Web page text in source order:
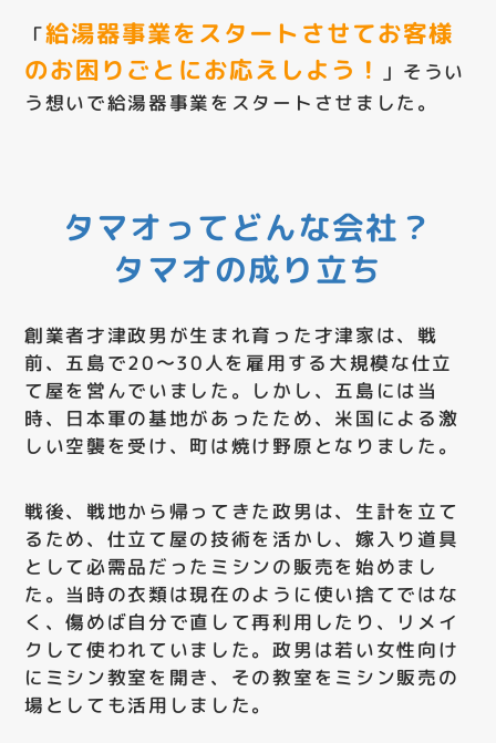
「給湯器事業をスタートさせてお客様
のお困りごとにお応えしよう！
」そうい
う想いで給湯器事業をスタートさせました。
タマオってどんな会社？
タマオの成り立ち
創業者才津政男が生まれ育った才津家は、戦
前、五島で20〜30人を雇用する大規模な仕立
て屋を営んでいました。しかし、五島には当
時、日本軍の基地があったため、米国による激
しい空襲を受け、町は焼け野原となりました。
戦後、戦地から帰ってきた政男は、生計を立て
るため、仕立て屋の技術を活かし、嫁入り道具
として必需品だったミシンの販売を始めまし
た。当時の衣類は現在のように使い捨てではな
く、傷めば自分で直して再利用したり、リメイ
クして使われていました。政男は若い女性向け
にミシン教室を開き、その教室をミシン販売の
場としても活用しました。